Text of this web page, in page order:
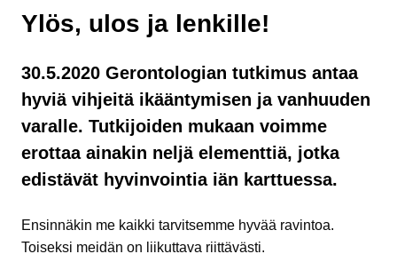
Ylös, ulos ja lenkille!
30.5.2020 Gerontologian tutkimus antaa
hyviä vihjeitä ikääntymisen ja vanhuuden
varalle. Tutkijoiden mukaan voimme
erottaa ainakin neljä elementtiä, jotka
edistävät hyvinvointia iän karttuessa.
Ensinnäkin me kaikki tarvitsemme hyvää ravintoa.
Toiseksi meidän on liikuttava riittävästi.